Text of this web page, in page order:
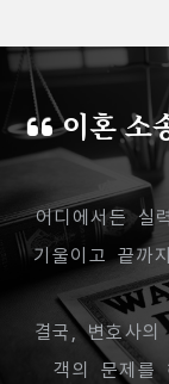
이혼 소
어디에서든 실
기울이고 끝까
결국, 변호사
객의 문제를